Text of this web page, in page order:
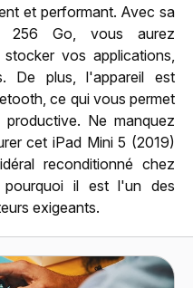
et performant. Avec sa
256 Go, vous aurez
vos applications,
De plus, l'appareil est
ce qui vous permet
Ne manquez
cet iPad Mini 5 (2019)
reconditionné chez
pourquoi il est l'un des
exigeants.